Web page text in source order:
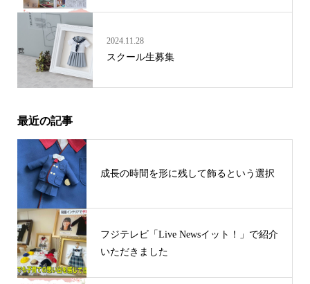
2024.11.28
スクール生募集
最近の記事
成長の時間を形に残して飾るという選択
フジテレビ「Live Newsイット！」で紹介
いただきました